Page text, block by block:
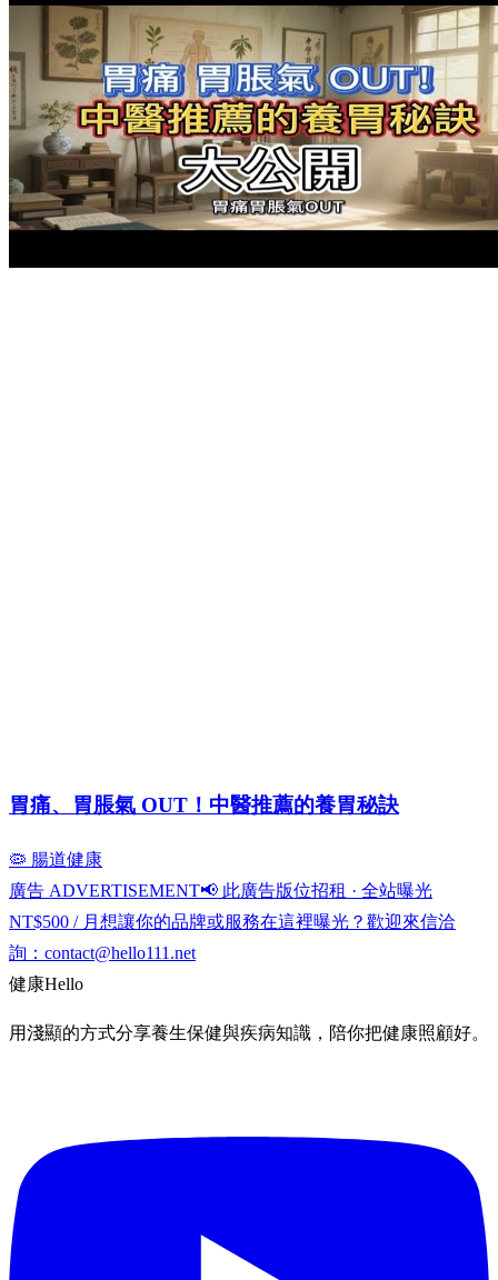
胃痛、胃脹氣 OUT！中醫推薦的養胃秘訣
🦠 腸道健康
廣告 ADVERTISEMENT📢 此廣告版位招租 · 全站曝光
NT$500 / 月 想讓你的品牌或服務在這裡曝光？歡迎來信洽
詢： contact@hello111.net
健康Hello
用淺顯的方式分享養生保健與疾病知識，陪你把健康照顧好。